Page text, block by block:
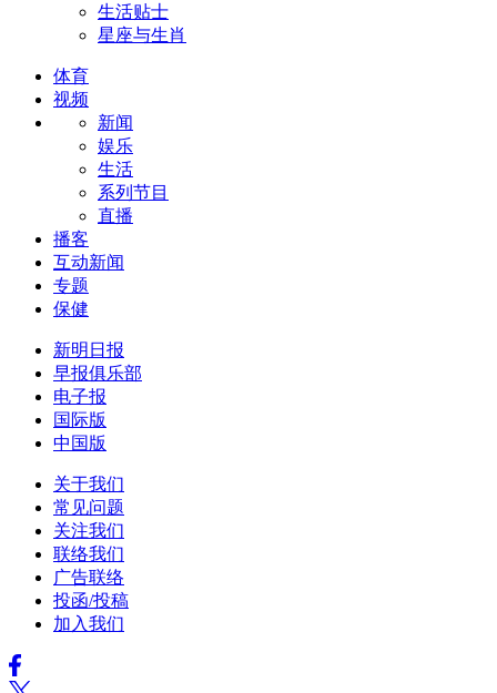
生活贴士
星座与生肖
体育
视频
新闻
娱乐
生活
系列节目
直播
播客
互动新闻
专题
保健
新明日报
早报俱乐部
电子报
国际版
中国版
关于我们
常见问题
关注我们
联络我们
广告联络
投函/投稿
加入我们